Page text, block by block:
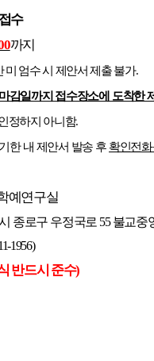
수
까지
미 엄수 시 제안서 제출 불가.
감일까지 접수장소에 도착한
정하지 아니함.
한 내 제안서 발송 후 확인전
예연구실
종로구 우정국로 55불교중
1956)
반드시 준수)